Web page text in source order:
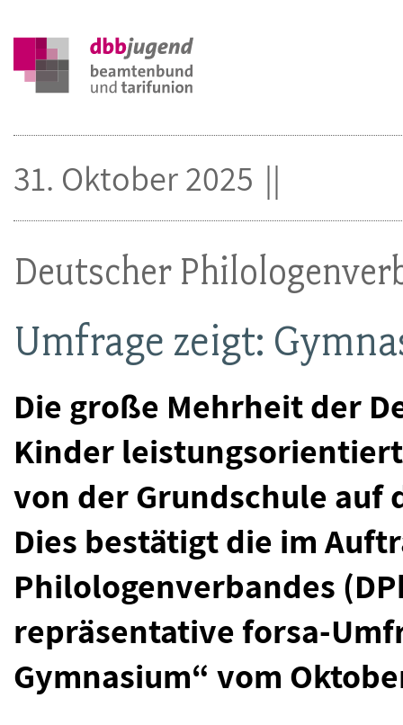
Deutscher
Umfrage zeigt:
Die große Mehrheit der
Kinder
von der Grundschule
Dies bestätigt die im
Philologenverbandes
repräsentative forsa-
Gymnasium“ vom
31. Oktober 2025